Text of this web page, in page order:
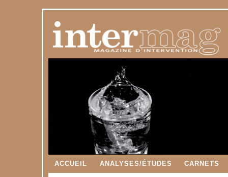
ACCUEIL ANALYSES/ÉTUDES CARNETS